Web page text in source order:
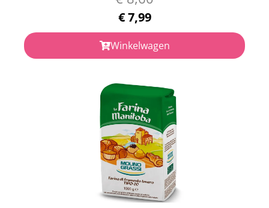
€7,99
Winkelwagen